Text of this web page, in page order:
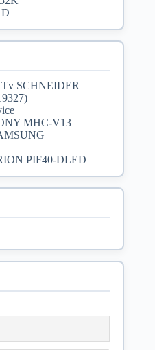
Tv SCHNEIDER
MHC-V13
PIF40-DLED